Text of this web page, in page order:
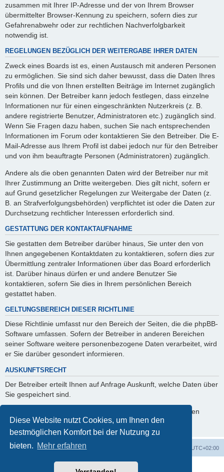
Diese Website nutzt Cookies, um Ihnen den
bestmöglichen Komfort bei der Nutzung zu
bieten. Mehr erfahren
zusammen mit Ihrer IP-Adresse und der von Ihrem Browser
übermittelter Browser-Kennung zu speichern, sofern dies zur
Gefahrenabwehr oder zur rechtlichen Nachverfolgbarkeit
notwendig ist.
REGELUNGEN BEZÜGLICH DER WEITERGABE IHRER DATEN
Zweck eines Boards ist es, einen Austausch mit anderen Personen
zu ermöglichen. Sie sind sich daher bewusst, dass die Daten Ihres
Profils und die von Ihnen erstellten Beiträge im Internet zugänglich
sein können. Der Betreiber kann jedoch festlegen, dass einzelne
Informationen nur für einen eingeschränkten Nutzerkreis (z. B.
andere registrierte Benutzer, Administratoren etc.) zugänglich sind.
Wenn Sie Fragen dazu haben, suchen Sie nach entsprechenden
Informationen im Forum oder kontaktieren Sie den Betreiber. Die E-
Mail-Adresse aus Ihrem Profil ist dabei jedoch nur für den Betreiber
und von ihm beauftragte Personen (Administratoren) zugänglich.
Andere als die oben genannten Daten wird der Betreiber nur mit
Ihrer Zustimmung an Dritte weitergeben. Dies gilt nicht, sofern er
auf Grund gesetzlicher Regelungen zur Weitergabe der Daten (z.
B. an Strafverfolgungsbehörden) verpflichtet ist oder die Daten zur
Durchsetzung rechtlicher Interessen erforderlich sind.
GESTATTUNG DER KONTAKTAUFNAHME
Sie gestatten dem Betreiber darüber hinaus, Sie unter den von
Ihnen angegebenen Kontaktdaten zu kontaktieren, sofern dies zur
Übermittlung zentraler Informationen über das Board erforderlich
ist. Darüber hinaus dürfen er und andere Benutzer Sie
kontaktieren, sofern Sie dies in Ihrem persönlichen Bereich
gestattet haben.
GELTUNGSBEREICH DIESER RICHTLINIE
Diese Richtlinie umfasst nur den Bereich der Seiten, die die phpBB-
Software umfassen. Sofern der Betreiber in anderen Bereichen
seiner Software weitere personenbezogene Daten verarbeitet, wird
er Sie darüber gesondert informieren.
AUSKUNFTSRECHT
Der Betreiber erteilt Ihnen auf Anfrage Auskunft, welche Daten über
Sie gespeichert sind.
Sie können jederzeit die Löschung bzw. Sperrung Ihrer Daten
verlangen. Kontaktieren Sie hierzu bitte den Betreiber.
Foren-Übersicht UTC+02:00